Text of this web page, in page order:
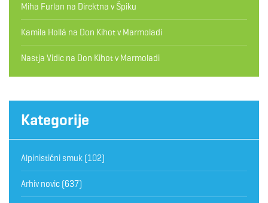
Miha Furlan na Direktna v Špiku
Kamila Hollá na Don Kihot v Marmoladi
Nastja Vidic na Don Kihot v Marmoladi
Kategorije
Alpinistični smuk (102)
Arhiv novic (637)